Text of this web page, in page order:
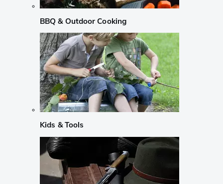
BBQ & Outdoor Cooking
Kids & Tools